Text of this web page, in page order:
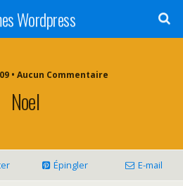
Wordpress
• Aucun Commentaire
Noel
Épingler E-mail